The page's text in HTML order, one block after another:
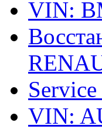
VIN:
VIN: